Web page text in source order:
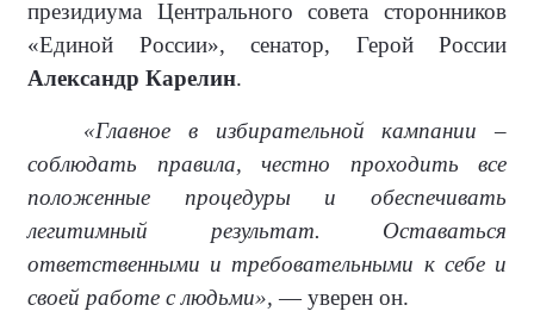
президиума Центрального совета сторонников
«Единой России», сенатор, Герой России
Александр Карелин.
«Главное в избирательной кампании –
соблюдать правила, честно проходить все
положенные процедуры и обеспечивать
легитимный результат. Оставаться
ответственными и требовательными к себе и
своей работе с людьми», — уверен он.